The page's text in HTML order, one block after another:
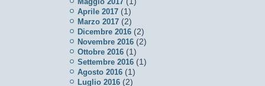
Aprile 2017 (1)
Marzo 2017 (2)
Dicembre 2016 (2)
Novembre 2016 (2)
Ottobre 2016 (1)
Settembre 2016 (1)
Agosto 2016 (1)
Luglio 2016 (2)